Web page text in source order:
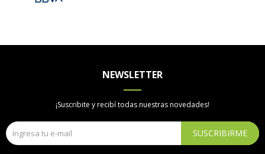
NEWSLETTER
¡Suscribite y recibí todas nuestras novedades!
SUSCRIBIRME